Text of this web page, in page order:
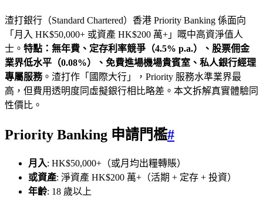
渣打銀行（Standard Chartered）香港 Priority Banking 係面向
「月入 HK$50,000+ 或資產 HK$200 萬+」嘅中高資淨值人
士。 特點：無年費、定存利率競爭（4.5% p.a.）、股票佣金
業界低水平（0.08%）、免費進場機場貴賓室、私人銀行經理
專屬服務。渣打作「國際大行」，Priority 服務水準業界最
高，但費用透明度同虛擬銀行相比略差。本文拆解真實體驗同
性價比。
Priority Banking 申請門檻#
月入: HK$50,000+（或月均出糧轉賬）
或資產: 淨資產 HK$200 萬+（活期 + 定存 + 投資）
年齡: 18 歲以上